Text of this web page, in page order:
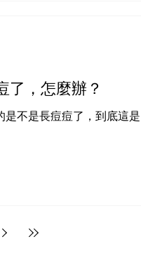
了，怎麼辦？
不是長痘痘了，到底這是